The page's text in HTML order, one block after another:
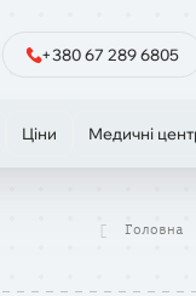
+380 67 289 6805
Ціни Медичні
Головна